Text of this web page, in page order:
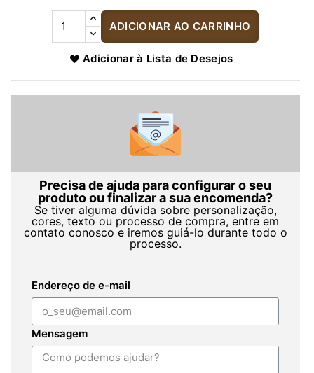
ADICIONAR AO CARRINHO
Adicionar à Lista de Desejos
Precisa de ajuda para configurar o seu
produto ou finalizar a sua encomenda?
Se tiver alguma dúvida sobre personalização,
cores, texto ou processo de compra, entre em
contato conosco e iremos guiá-lo durante todo o
processo.
Endereço de e-mail
Mensagem